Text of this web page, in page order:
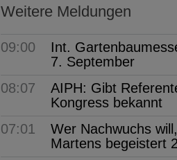
Weitere Meldungen
09:00
Int.
7. September
08:07
AIPH: Gibt
Kongress bekannt
07:01
Wer Nachwuchs
Martens begeistert